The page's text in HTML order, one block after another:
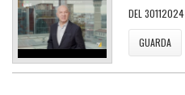
DEL 30112024
GUARDA